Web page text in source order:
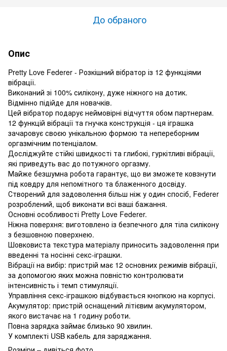
До обраного
Опис
Pretty Love Federer - Розкішний вібратор із 12 функціями
вібрації.
Виконаний зі 100% силікону, дуже ніжного на дотик.
Відмінно підійде для новачків.
Цей вібратор подарує неймовірні відчуття обом партнерам.
12 функцій вібрації та гнучка конструкція - ця іграшка
зачаровує своєю унікальною формою та непереборним
оргазмічним потенціалом.
Досліджуйте стійкі швидкості та глибокі, гуркітливі вібрації,
які приведуть вас до потужного оргазму.
Майже безшумна робота гарантує, що ви зможете ковзнути
під ковдру для непомітного та блаженного досвіду.
Створений для задоволення більш ніж у один спосіб, Federer
розроблений, щоб виконати всі ваші бажання.
Основні особливості Pretty Love Federer.
Ніжна поверхня: виготовлено із безпечного для тіла силікону
з безшовною поверхнею.
Шовковиста текстура матеріалу приносить задоволення при
введенні та носінні секс-іграшки.
Вібрації на вибір: пристрій має 12 основних режимів вібрації,
за допомогою яких можна повністю контролювати
інтенсивність і темп стимуляції.
Управління секс-іграшкою відбувається кнопкою на корпусі.
Акумулятор: пристрій оснащений літієвим акумулятором,
якого вистачає на 1 годину роботи.
Повна зарядка займає близько 90 хвилин.
У комплекті USB кабель для заряджання.